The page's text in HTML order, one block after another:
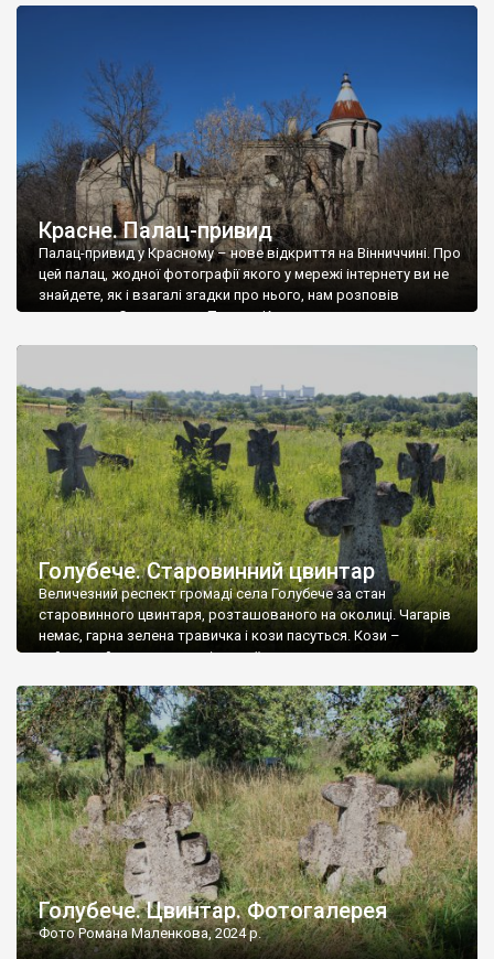
Красне. Палац-привид
Палац-привид у Красному – нове відкриття на Вінниччині. Про
цей палац, жодної фотографії якого у мережі інтернету ви не
знайдете, як і взагалі згадки про нього, нам розповів
мешканець Самгородка. Палац у Красному вразив не лише
Голубече. Старовинний цвинтар
Величезний респект громаді села Голубече за стан
старовинного цвинтаря, розташованого на околиці. Чагарів
немає, гарна зелена травичка і кози пасуться. Кози –
найкращий регулятор шкідливої, для старих кладовищ,
бруньками, кози ті бруньки обгризають, бо то улюблений
делікатес. На цвинтарі у Голубечому ціла колекція
різноманітних форм хрестів. Село відносно невелике, […]
Голубече. Цвинтар. Фотогалерея
Фото Романа Маленкова, 2024 р.